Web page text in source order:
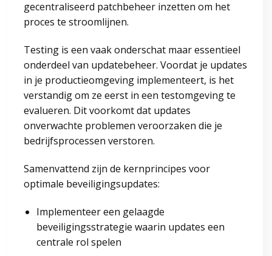
gecentraliseerd patchbeheer inzetten om het
proces te stroomlijnen.
Testing is een vaak onderschat maar essentieel
onderdeel van updatebeheer. Voordat je updates
in je productieomgeving implementeert, is het
verstandig om ze eerst in een testomgeving te
evalueren. Dit voorkomt dat updates
onverwachte problemen veroorzaken die je
bedrijfsprocessen verstoren.
Samenvattend zijn de kernprincipes voor
optimale beveiligingsupdates:
Implementeer een gelaagde
beveiligingsstrategie waarin updates een
centrale rol spelen